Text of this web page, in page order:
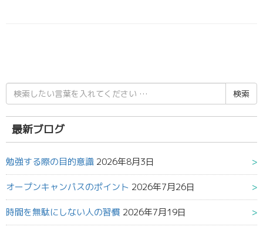
検
索
結
果:
最新ブログ
勉強する際の目的意識 2026年8月3日
オープンキャンパスのポイント 2026年7月26日
時間を無駄にしない人の習慣 2026年7月19日